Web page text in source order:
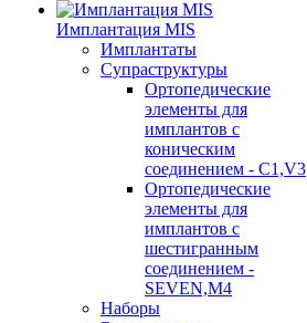
Имплантация MIS
Имплантаты
Супраструктуры
Ортопедические
элементы для
имплантов с
коническим
соединением - C1,V3
Ортопедические
элементы для
имплантов с
шестигранным
соединением -
SEVEN,M4
Наборы